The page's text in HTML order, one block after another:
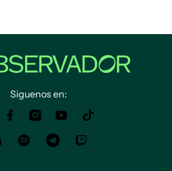
Siguenos en: